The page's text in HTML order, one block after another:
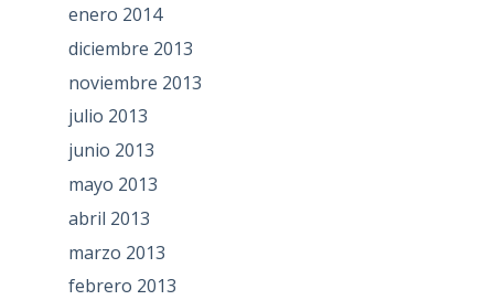
enero 2014
diciembre 2013
noviembre 2013
julio 2013
junio 2013
mayo 2013
abril 2013
marzo 2013
febrero 2013